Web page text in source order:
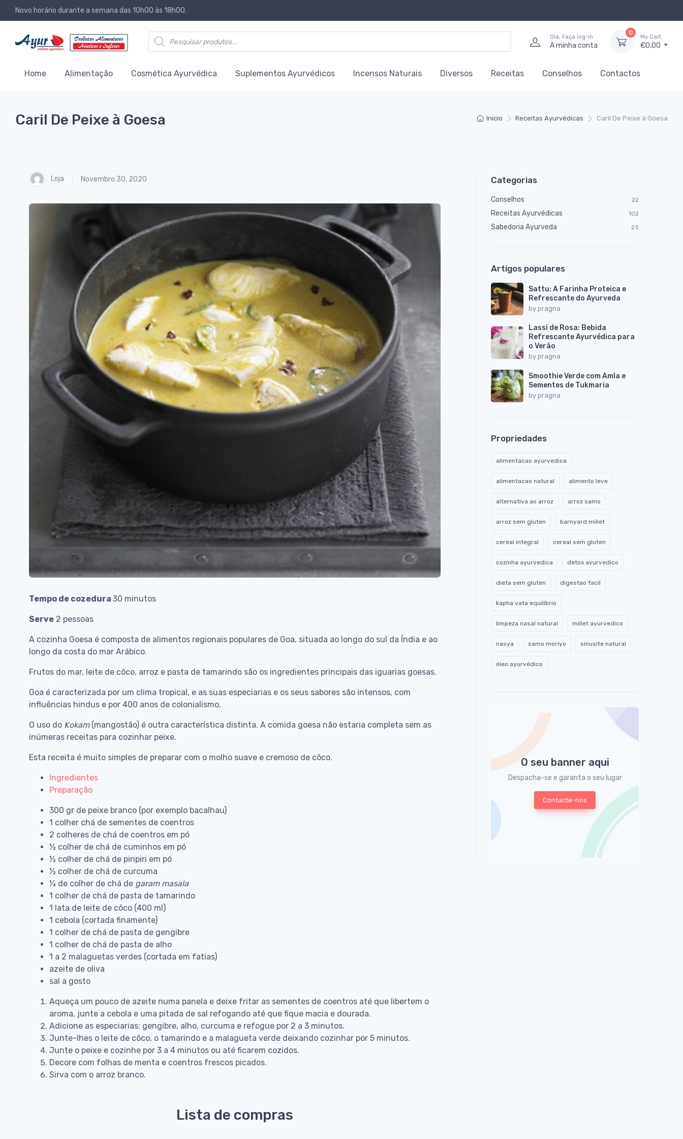
Novo horário durante a semana das 10h00 às 18h00.
Products search Olá, Faça log-in
A minha conta
0
My Cart
€0,00
Home Alimentação Cosmética Ayurvédica Suplementos Ayurvédicos Incensos Naturais Diversos Receitas Conselhos Contactos
Início Receitas Ayurvédicas Caril De Peixe à Goesa
Caril De Peixe à Goesa
Loja Novembro 30, 2020
Tempo de cozedura 30 minutos
Serve 2 pessoas
A cozinha Goesa é composta de alimentos regionais populares de Goa, situada ao longo do sul da Índia e ao
longo da costa do mar Arábico.
Frutos do mar, leite de côco, arroz e pasta de tamarindo são os ingredientes principais das iguarias goesas.
Goa é caracterizada por um clima tropical, e as suas especiarias e os seus sabores são intensos, com
influências hindus e por 400 anos de colonialismo.
O uso do Kokam(mangostão) é outra característica distinta. A comida goesa não estaria completa sem as
inúmeras receitas para cozinhar peixe.
Esta receita é muito simples de preparar com o molho suave e cremoso de côco.
Ingredientes
Preparação
300 gr de peixe branco (por exemplo bacalhau)
1 colher chá de sementes de coentros
2 colheres de chá de coentros em pó
½ colher de chá de cuminhos em pó
½ colher de chá de piripiri em pó
½ colher de chá de curcuma
¼ de colher de chá de garam masala
1 colher de chá de pasta de tamarindo
1 lata de leite de côco (400 ml)
1 cebola (cortada finamente)
1 colher de chá de pasta de gengibre
1 colher de chá de pasta de alho
1 a 2 malaguetas verdes (cortada em fatias)
azeite de oliva
sal a gosto
Aqueça um pouco de azeite numa panela e deixe fritar as sementes de coentros até que libertem o
aroma, junte a cebola e uma pitada de sal refogando até que fique macia e dourada.
Adicione as especiarias: gengibre, alho, curcuma e refogue por 2 a 3 minutos.
Junte-lhes o leite de côco, o tamarindo e a malagueta verde deixando cozinhar por 5 minutos.
Junte o peixe e cozinhe por 3 a 4 minutos ou até ficarem cozidos.
Decore com folhas de menta e coentros frescos picados.
Sirva com o arroz branco.
Lista de compras
Categorias
Conselhos 22
Receitas Ayurvédicas 102
Sabedoria Ayurveda 23
Artigos populares
Sattu: A Farinha Proteica e
Refrescante do Ayurveda
by pragna
Lassi de Rosa: Bebida
Refrescante Ayurvédica para
o Verão
by pragna
Smoothie Verde com Amla e
Sementes de Tukmaria
by pragna
Propriedades
alimentacao ayurvedica
alimentacao natural alimento leve
alternativa ao arroz arroz samo
arroz sem gluten barnyard millet
cereal integral cereal sem gluten
cozinha ayurvedica detox ayurvedico
dieta sem gluten digestao facil
kapha vata equilíbrio
limpeza nasal natural millet ayurvedico
nasya samo moriyo sinusite natural
óleo ayurvédico
O seu banner aqui
Despacha-se e garanta o seu lugar
Contacte-nos